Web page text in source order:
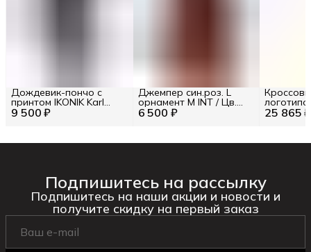
9 500 ₽
Дождевик-пончо c
принтом IKONIK Karl
Lagerfeld RU 48 / EU 42 / 6 500 ₽
Джемпер син.роз. L
орнамент M INT / Цв.
Мультиколор 25 865 ₽
Подпишитесь на рассылку
Подпишитесь на наши акции и новости и
получите скидку на первый заказ